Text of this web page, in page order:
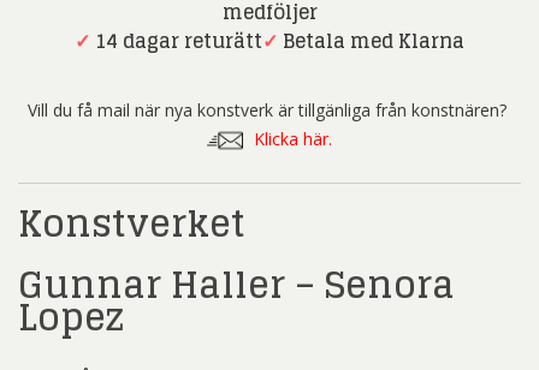
medföljer
✓ 14 dagar returätt✓ Betala med Klarna
Vill du få mail när nya konstverk är tillgänliga från konstnären?
Klicka här.
Konstverket
Gunnar Haller – Senora
Lopez